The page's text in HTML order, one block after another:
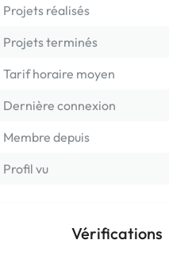
Projets réalisés
Projets terminés
Tarif horaire moyen
Dernière connexion
Membre depuis
Profil vu
Vérifications